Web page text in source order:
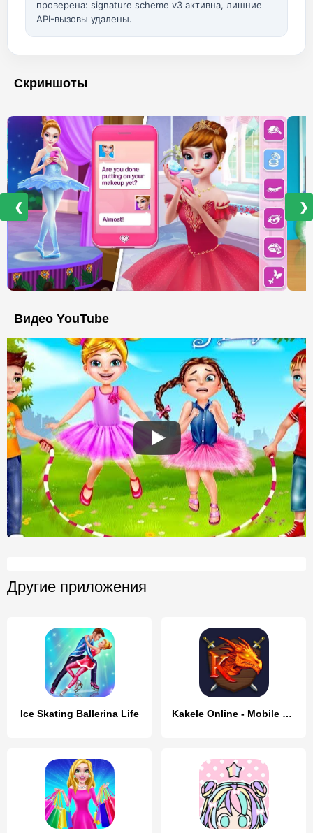
проверена: signature scheme v3 активна, лишние
API-вызовы удалены.
Скриншоты
❮ ❯
Видео YouTube
Другие приложения
Ice Skating Ballerina Life Kakele Online - Mobile MMORPG